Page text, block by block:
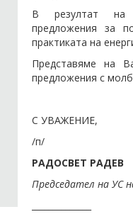
В резултат на
предложения за
практиката на
Представяме на
предложения с
С УВАЖЕНИЕ,
/п/
РАДОСВЕТ РАДЕВ
Председател на УС